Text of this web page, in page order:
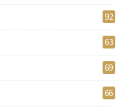
92
63
69
66